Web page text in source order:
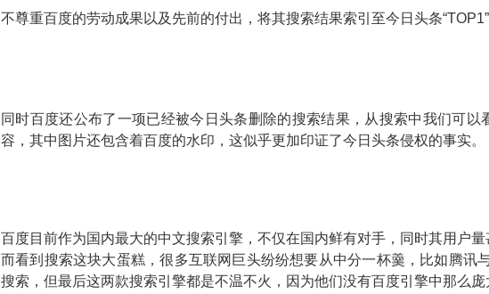
不尊重百度的劳动成果以及先前的付出，将其搜索结果索引至今日头条
同时百度还公布了一项已经被今日头条删除的搜索结果，从搜索中我们可以
容，其中图片还包含着百度的水印，这似乎更加印证了今日头条侵权的事实。
百度目前作为国内最大的中文搜索引擎，不仅在国内鲜有对手，同时其用户
而看到搜索这块大蛋糕，很多互联网巨头纷纷想要从中分一杯羹，比如腾讯
搜索，但最后这两款搜索引擎都是不温不火，因为他们没有百度引擎中那么